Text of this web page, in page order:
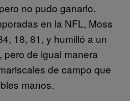
no pudo ganarlo.
en la NFL, Moss
18, 81, y humilló a un
de igual manera
de campo que
manos.